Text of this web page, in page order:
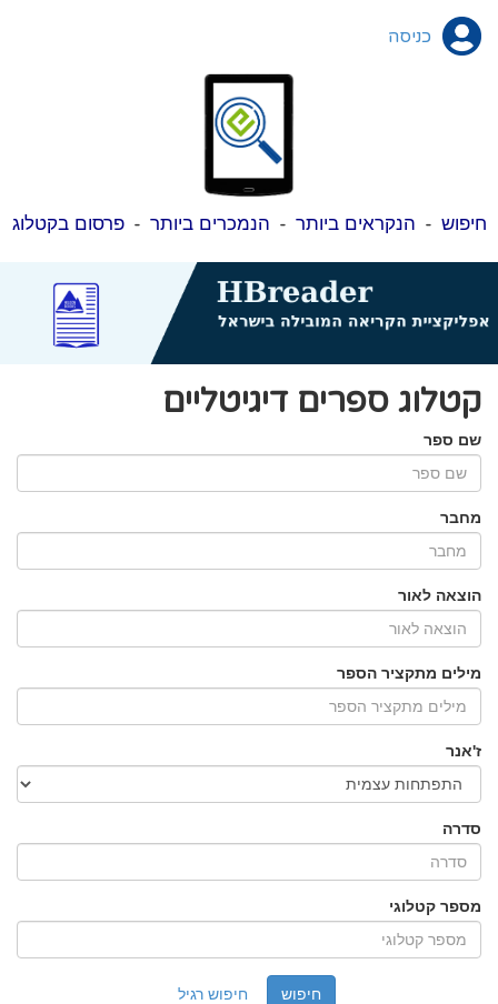
כניסה
חיפוש - הנקראים ביותר - הנמכרים ביותר -פרסום בקטלוג
קטלוג ספרים דיגיטליים
שם ספר
מחבר
הוצאה לאור
מילים מתקציר הספר
ז'אנר
סדרה
מספר קטלוגי
חיפוש רגיל